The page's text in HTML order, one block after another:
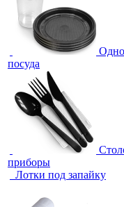
посуда
приборы
Лотки под запайку